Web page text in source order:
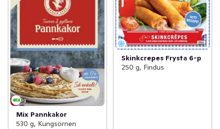
Mix Pannkakor
530 g, Kungsörnen
Skinkcrepes Frysta 6-p
250 g, Findus